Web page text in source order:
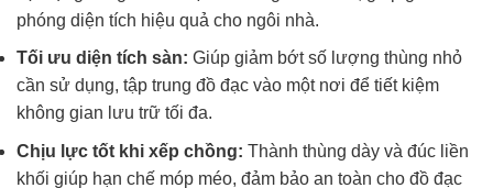
phóng diện tích hiệu quả cho ngôi nhà.
Tối ưu diện tích sàn: Giúp giảm bớt số lượng thùng nhỏ
cần sử dụng, tập trung đồ đạc vào một nơi để tiết kiệm
không gian lưu trữ tối đa.
Chịu lực tốt khi xếp chồng: Thành thùng dày và đúc liền
khối giúp hạn chế móp méo, đảm bảo an toàn cho đồ đạc